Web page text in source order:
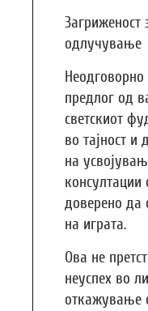
Загриженост
одлучување
предлог од
светскиот
во тајност и
на
доверено да
на играта.
Ова не
неуспех во
откажување